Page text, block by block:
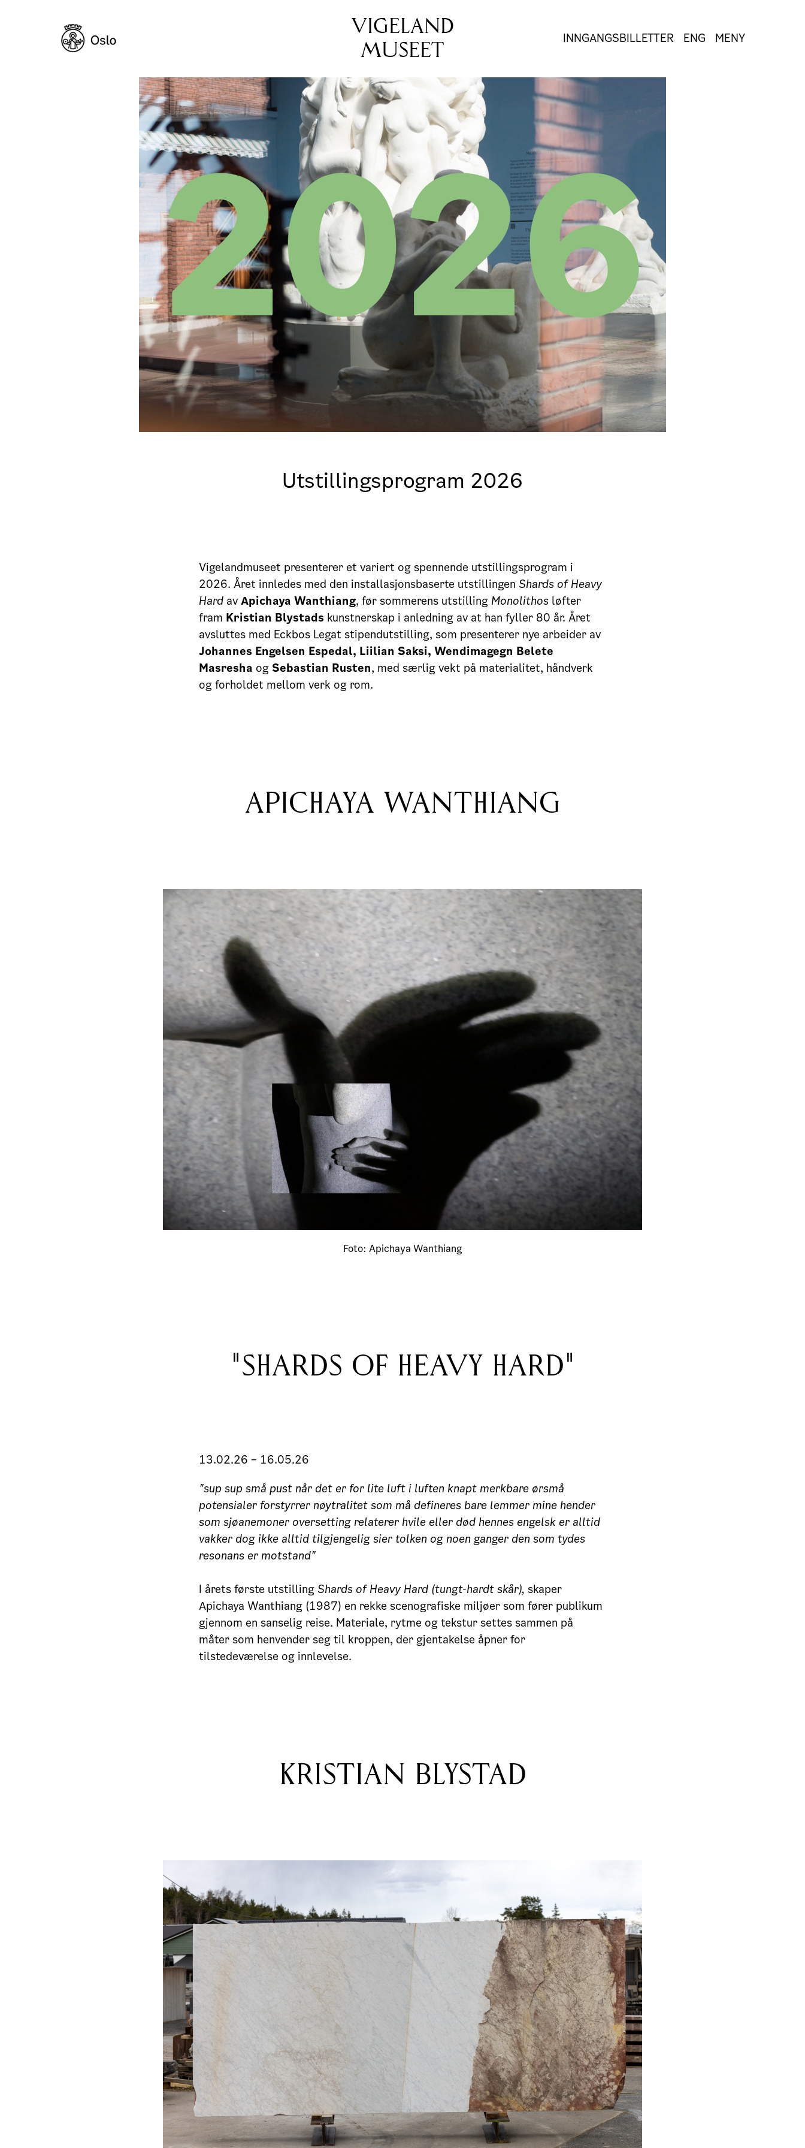
VIGELAND
MUSEET
INNGANGSBILLETTER ENG MENY
Utstillingsprogram 2026
Vigelandmuseet presenterer et variert og spennende utstillingsprogram i
2026. Året innledes med den installasjonsbaserte utstillingen Shards of Heavy
Hard av Apichaya Wanthiang, før sommerens utstilling Monolithos løfter
fram Kristian Blystads kunstnerskap i anledning av at han fyller 80 år. Året
avsluttes med Eckbos Legat stipendutstilling, som presenterer nye arbeider av
Johannes Engelsen Espedal, Liilian Saksi, Wendimagegn Belete
Masresha og Sebastian Rusten, med særlig vekt på materialitet, håndverk
og forholdet mellom verk og rom.
APICHAYA WANTHIANG
Foto: Apichaya Wanthiang
"SHARDS OF HEAVY HARD"
13.02.26 – 16.05.26
"sup sup små pust når det er for lite luft i luften knapt merkbare ørsmå
potensialer forstyrrer nøytralitet som må defineres bare lemmer mine hender
som sjøanemoner oversetting relaterer hvile eller død hennes engelsk er alltid
vakker dog ikke alltid tilgjengelig sier tolken og noen ganger den som tydes
resonans er motstand"
I årets første utstilling Shards of Heavy Hard (tungt-hardt skår), skaper
Apichaya Wanthiang (1987) en rekke scenografiske miljøer som fører publikum
gjennom en sanselig reise. Materiale, rytme og tekstur settes sammen på
måter som henvender seg til kroppen, der gjentakelse åpner for
tilstedeværelse og innlevelse.
KRISTIAN BLYSTAD